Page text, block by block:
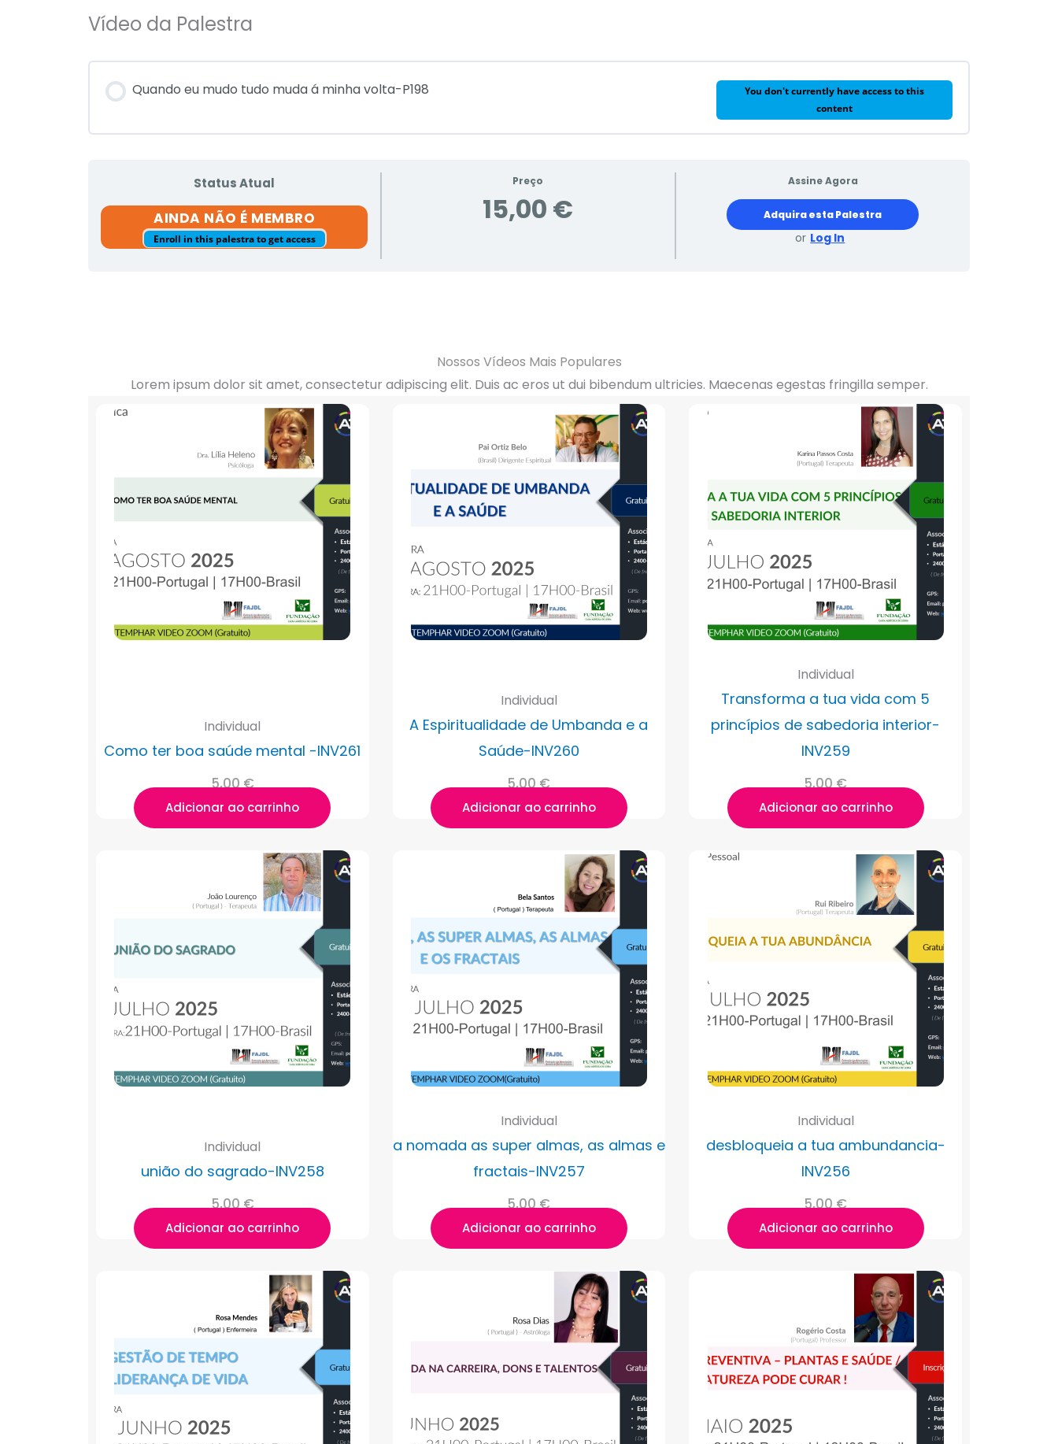
Vídeo da Palestra
Quando eu mudo tudo muda á minha volta-P198
You don't currently have access to this
content
Status Atual
AINDA NÃO É MEMBRO
Enroll in this palestra to get access
Preço
15,00 €
Assine Agora
Adquira esta Palestra
or Log In
Nossos Vídeos Mais Populares
Lorem ipsum dolor sit amet, consectetur adipiscing elit. Duis ac eros ut dui bibendum ultricies. Maecenas egestas fringilla semper.
Individual
Como ter boa saúde mental -INV261
5,00€
Adicionar ao carrinho
Individual
A Espiritualidade de Umbanda e a
Saúde-INV260
5,00€
Adicionar ao carrinho
Individual
Transforma a tua vida com 5
princípios de sabedoria interior-
INV259
5,00€
Adicionar ao carrinho
Individual
união do sagrado-INV258
5,00€
Adicionar ao carrinho
Individual
a nomada as super almas, as almas e
fractais-INV257
5,00€
Adicionar ao carrinho
Individual
desbloqueia a tua ambundancia-
INV256
5,00€
Adicionar ao carrinho